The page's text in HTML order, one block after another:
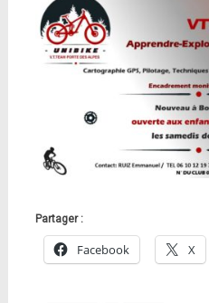
Partager :
Facebook X